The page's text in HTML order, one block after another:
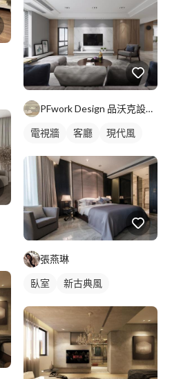
PFwork Design 品沃克設計 l 工程 安信建築經理屢約保證
電視牆 客廳 現代風
張燕琳
臥室 新古典風